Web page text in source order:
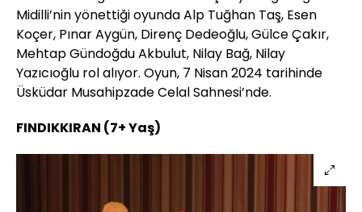
Midilli’nin yönettiği oyunda Alp Tuğhan Taş, Esen
Koçer, Pınar Aygün, Direnç Dedeoğlu, Gülce Çakır,
Mehtap Gündoğdu Akbulut, Nilay Bağ, Nilay
Yazıcıoğlu rol alıyor. Oyun, 7 Nisan 2024 tarihinde
Üsküdar Musahipzade Celal Sahnesi’nde.
FINDIKKIRAN (7+ Yaş)